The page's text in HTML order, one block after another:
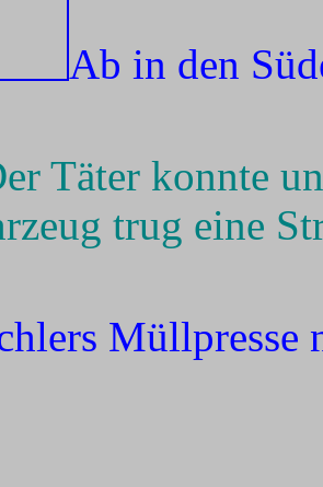
Ab in den
Täter konnte
trug eine
Müllpresse